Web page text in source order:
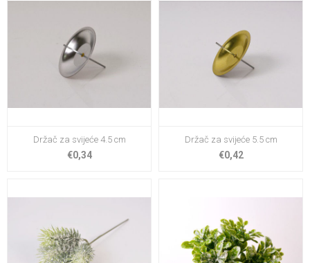
Držač za svijeće 4.5 cm
€0,34
Držač za svijeće 5.5 cm
€0,42